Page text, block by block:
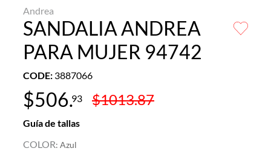
Andrea
SANDALIA ANDREA
PARA MUJER 94742
CODE: 3887066
$506.93 $1013.87
Guía de tallas
COLOR: Azul